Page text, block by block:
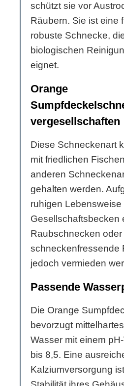
schützt sie vor
Räubern. Sie ist eine
robuste Schnecke,
biologischen
eignet.
Orange
vergesellschaften
Diese Schneckenart
mit friedlichen
anderen
gehalten werden.
ruhigen
Gesellschaftsbecken
Raubschnecken oder
schneckenfressende
jedoch vermieden
Passende
Die Orange
bevorzugt
Wasser mit einem
bis 8,5. Eine
Kalziumversorgung